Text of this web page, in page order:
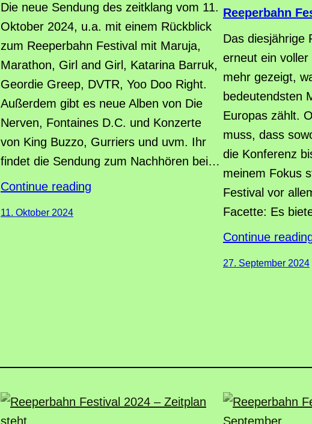
Die neue Sendung des zeitklang vom 11.
Oktober 2024, u.a. mit einem Rückblick
zum Reeperbahn Festival mit Maruja,
Marathon, Girl and Girl, Katarina Barruk,
Geordie Greep, DVTR, Yoo Doo Right.
Außerdem gibt es neue Alben von Die
Nerven, Fontaines D.C. und Konzerte
von King Buzzo, Gurriers und uvm. Ihr
findet die Sendung zum Nachhören bei…
Continue reading
11. Oktober 2024
Reeperbahn
Das diesjährige
erneut ein
mehr gezeigt,
bedeutendsten
Europas zählt.
muss, dass
die Konferenz
meinem Fokus
Festival vor
Facette: Es
Continue
27. September 2024